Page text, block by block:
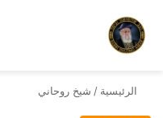
الرئيسية / شيخ روحاني